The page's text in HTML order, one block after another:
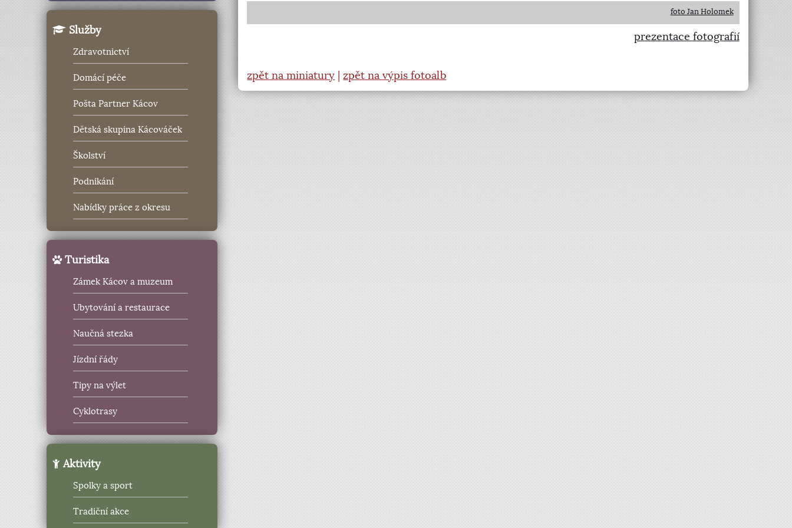
Služby
Zdravotnictví
Domácí péče
Pošta Partner Kácov
Dětská skupina Kácováček
Školství
Podnikání
Nabídky práce z okresu
Turistika
Zámek Kácov a muzeum
Ubytování a restaurace
Naučná stezka
Jízdní řády
Tipy na výlet
Cyklotrasy
Aktivity
Spolky a sport
Tradiční akce
foto Jan Holomek
prezentace fotografií
zpět na miniatury |zpět na výpis fotoalb